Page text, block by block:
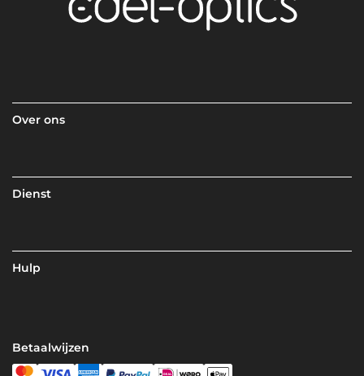
Over ons
Dienst
Hulp
Betaalwijzen